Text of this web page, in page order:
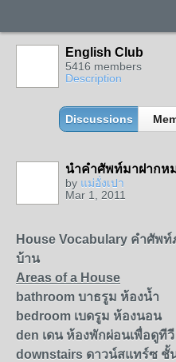
English Club
5416 members
Description
Discussions
นำคำศัพท์มาฝากห
by แม่อั่งเปา
Mar 1, 2011
House Vocabulary คำศัพท์
บ้าน
Areas of a House
bathroom บาธรูม ห้องนํ้า
bedroom เบดรูม ห้องนอน
den เดน ห้องพักผ่อนเพื่อดูที
downstairs ดาวน์สแทร์ซ ชั้